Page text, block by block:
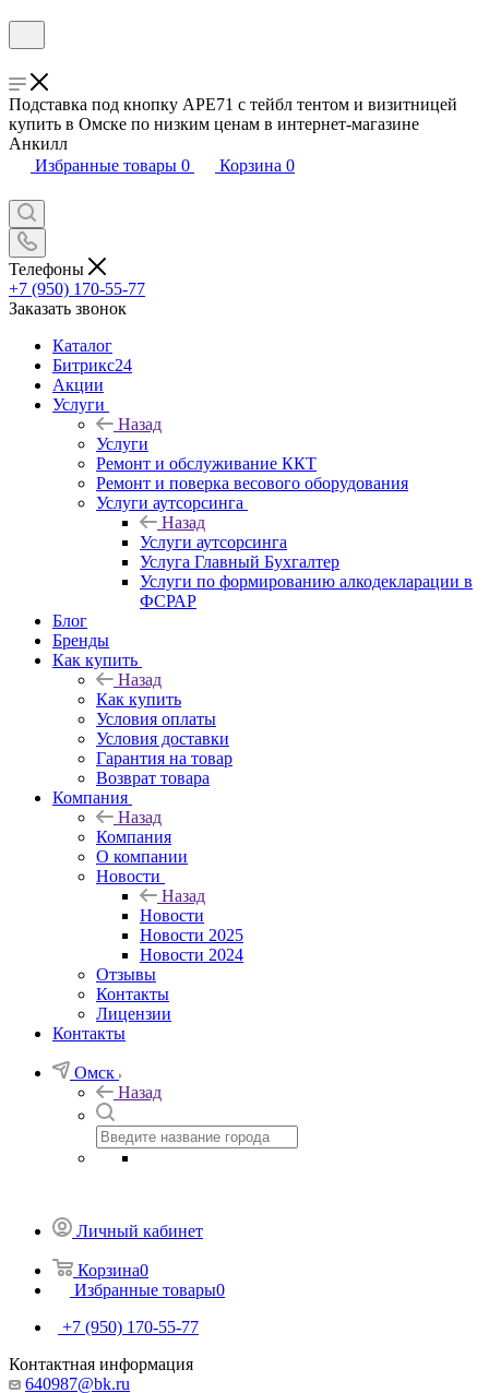
Подставка под кнопку APE71 с тейбл тентом и визитницей
купить в Омске по низким ценам в интернет-магазине
Анкилл
Избранные товары 0 Корзина 0
Телефоны
+7 (950) 170-55-77
Заказать звонок
Каталог
Битрикс24
Акции
Услуги
Назад
Услуги
Ремонт и обслуживание ККТ
Ремонт и поверка весового оборудования
Услуги аутсорсинга
Назад
Услуги аутсорсинга
Услуга Главный Бухгалтер
Услуги по формированию алкодекларации в
ФСРАР
Блог
Бренды
Как купить
Назад
Как купить
Условия оплаты
Условия доставки
Гарантия на товар
Возврат товара
Компания
Назад
Компания
О компании
Новости
Назад
Новости
Новости 2025
Новости 2024
Отзывы
Контакты
Лицензии
Контакты
Омск
Назад
Личный кабинет
Корзина0
Избранные товары0
+7 (950) 170-55-77
Контактная информация
640987@bk.ru